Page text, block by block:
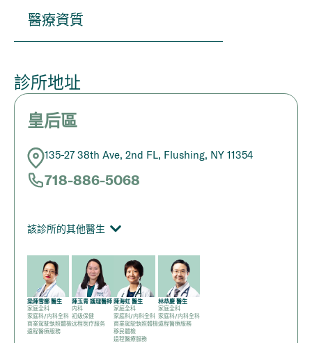
醫療資質
診所地址
皇后區
135-27 38th Ave, 2nd FL, Flushing, NY 11354
718-886-5068
該診所的其他醫生
梁陳雪娜 醫生
家庭全科
家庭科/内科全科
商業駕駛執照體檢
遠程醫療服務
陳玉青 護理醫師
内科
初级保健
远程医疗服务
陳海虹 醫生
家庭全科
家庭科/内科全科
商業駕駛執照體檢
移民體檢
遠程醫療服務
林恭慶 醫生
家庭全科
家庭科/内科全科
遠程醫療服務